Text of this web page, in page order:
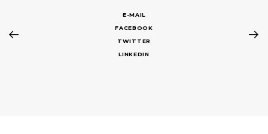
E-MAIL
FACEBOOK
TWITTER
LINKEDIN